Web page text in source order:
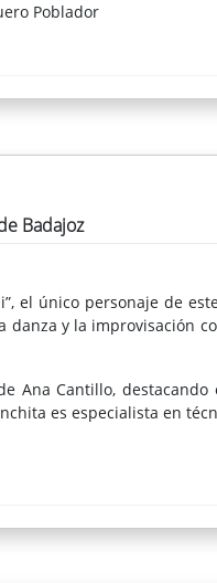
escuchar al
Poblador
Badajoz
el único personaje de
danza y la improvisación
Ana Cantillo,
es especialista en